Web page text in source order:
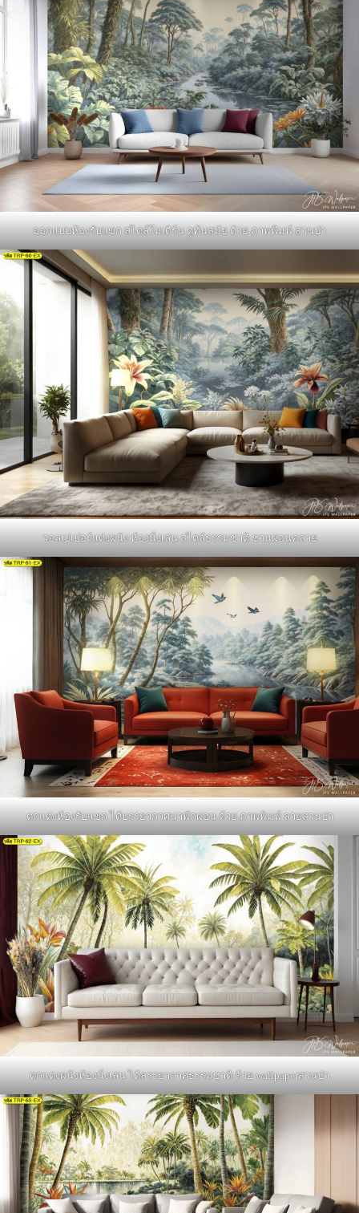
ออกแบบห้องรับแขก สไตล์โมเดิร์น ดูท้นสมัย ด้วย ภาพพิมพ์ สวนป่า
วอลเปเปอร์แต่งผนัง ห้องนั่งเล่น สไตล์ธรรมชาติ ชวนผ่อนคลาย
ตกแต่งห้องรับแขก ได้บรรยากาศน่าพักผ่อน ด้วย ภาพพิมพ์ ลายสวนป่า
ตกแต่งผนังห้องนั่งเล่น ได้ลรรยากาศธรรมชาติ ด้วย wallpaperสวนป่า